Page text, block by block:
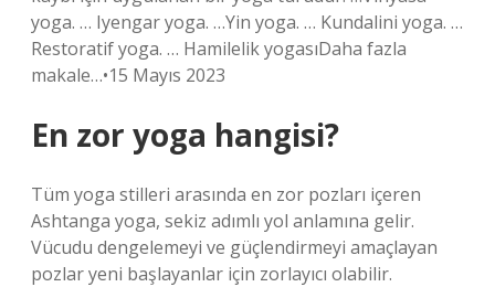
yoga. … Iyengar yoga. …Yin yoga. … Kundalini yoga. …
Restoratif yoga. … Hamilelik yogasıDaha fazla
makale…•15 Mayıs 2023
En zor yoga hangisi?
Tüm yoga stilleri arasında en zor pozları içeren
Ashtanga yoga, sekiz adımlı yol anlamına gelir.
Vücudu dengelemeyi ve güçlendirmeyi amaçlayan
pozlar yeni başlayanlar için zorlayıcı olabilir.